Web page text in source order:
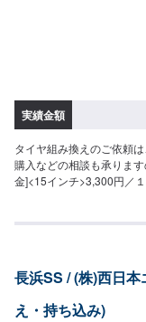
実績金額
タイヤ組み換えのご依頼
購入などの相談も承りま
金]<15インチ>3,300円／
長浜SS / (株)西日
え・持ち込み)